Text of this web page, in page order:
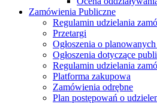
Zamówienia Publiczne
Regulamin udzielania
Przetargi
Ogłoszenia o
Ogłoszenia dotyczące
Regulamin udzielania
Platforma zakupowa
Zamówienia odrębne
Plan postępowań o